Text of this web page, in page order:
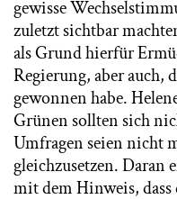
gewisse
zuletzt sichtbar
als Grund hierfür
Regierung, aber auch,
gewonnen habe.
Grünen sollten sich
Umfragen seien nicht
gleichzusetzen. Daran
mit dem Hinweis,